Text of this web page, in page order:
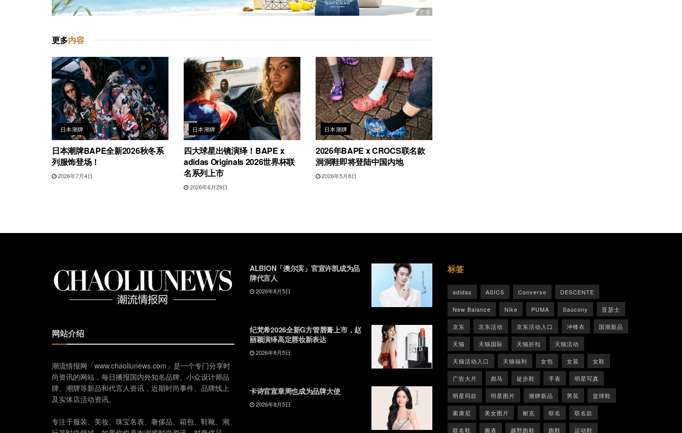
更多内容
日本潮牌
日本潮牌BAPE全新2026秋冬系
列服饰登场！
2026年7月4日
日本潮牌
四大球星出镜演绎！BAPE x
adidas Originals 2026世界杯联
名系列上市
2026年6月29日
日本潮牌
2026年BAPE x CROCS联名款
洞洞鞋即将登陆中国内地
2026年5月8日
网站介绍
潮流情报网「www.chaoliunews.com」是一个专门分享时
尚资讯的网站，每日播报国内外知名品牌、小众设计师品
牌、潮牌等新品和代言人资讯，近期时尚事件、品牌线上
及实体店活动资讯。
专注于服装、美妆、珠宝名表、奢侈品、箱包、鞋靴、潮
ALBION「澳尔滨」官宣许凯成为品
牌代言人
2026年8月5日
纪梵希2026全新G方管唇膏上市，赵
丽颖演绎高定唇妆新表达
2026年8月5日
卡诗官宣章周也成为品牌大使
2026年8月5日
标签
adidas ASICS Converse DESCENTE
New Balance Nike PUMA Saucony 亚瑟士
京东 京东活动 京东活动入口 冲锋衣 国潮新品
天猫 天猫国际 天猫折扣 天猫活动
天猫活动入口 天猫福利 女包 女装 女鞋
广告大片 彪马 徒步鞋 手表 明星写真
明星同款 明星图片 潮牌新品 男装 篮球鞋
索康尼 美女图片 耐克 联名 联名款
联名鞋 腕表 越野跑鞋 跑鞋 运动鞋